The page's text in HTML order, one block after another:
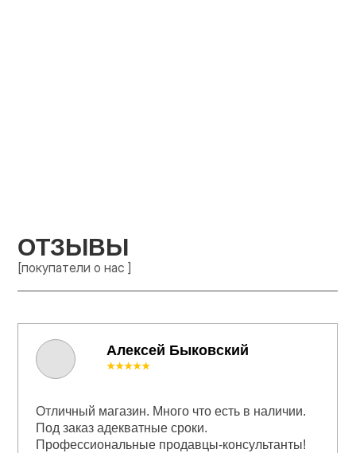
ОТЗЫВЫ
[покупатели о нас ]
Алексей Быковский
★★★★★
Отличный магазин. Много что есть в наличии.
Под заказ адекватные сроки.
Профессиональные продавцы-консультанты!